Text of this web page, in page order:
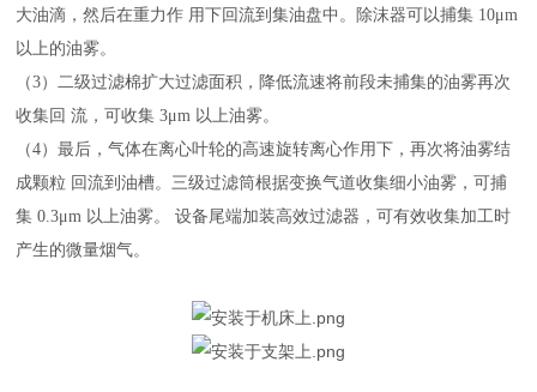
大油滴，然后在重力作 用下回流到集油盘中。除沫器可以捕集 10μm
以上的油雾。
（3）二级过滤棉扩大过滤面积，降低流速将前段未捕集的油雾再次
收集回 流，可收集 3μm 以上油雾。
（4）最后，气体在离心叶轮的高速旋转离心作用下，再次将油雾结
成颗粒 回流到油槽。三级过滤筒根据变换气道收集细小油雾，可捕
集 0.3μm 以上油雾。 设备尾端加装高效过滤器，可有效收集加工时
产生的微量烟气。